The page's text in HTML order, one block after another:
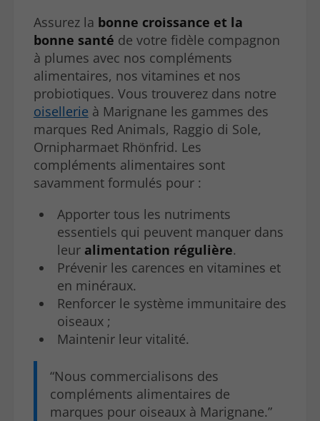
Assurez la bonne croissance et la
bonne santé de votre fidèle compagnon
à plumes avec nos compléments
alimentaires, nos vitamines et nos
probiotiques. Vous trouverez dans notre
oisellerie à Marignane les gammes des
marques Red Animals, Raggio di Sole,
Ornipharmaet Rhönfrid. Les
compléments alimentaires sont
savamment formulés pour :
Apporter tous les nutriments
essentiels qui peuvent manquer dans
leur alimentation régulière.
Prévenir les carences en vitamines et
en minéraux.
Renforcer le système immunitaire des
oiseaux ;
Maintenir leur vitalité.
Nous commercialisons des
compléments alimentaires de
marques pour oiseaux à Marignane.